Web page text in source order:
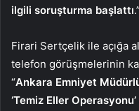
ilgili soruşturma başlattı
Firari Sertçelik ile açığa
telefon görüşmelerinin
“Ankara Emniyet
‘Temiz Eller